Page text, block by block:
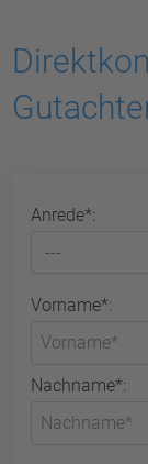
Anrede*:
Vorname*:
Nachname*: